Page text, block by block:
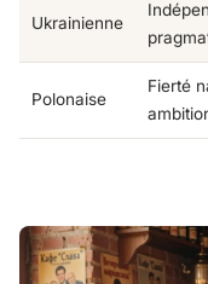
Ukrainienne
Polonaise
Fierté